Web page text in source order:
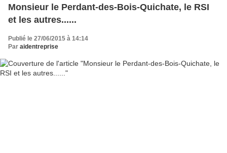
Monsieur le Perdant-des-Bois-Quichate, le RSI
et les autres......
Publié le 27/06/2015 à 14:14
Par aidentreprise